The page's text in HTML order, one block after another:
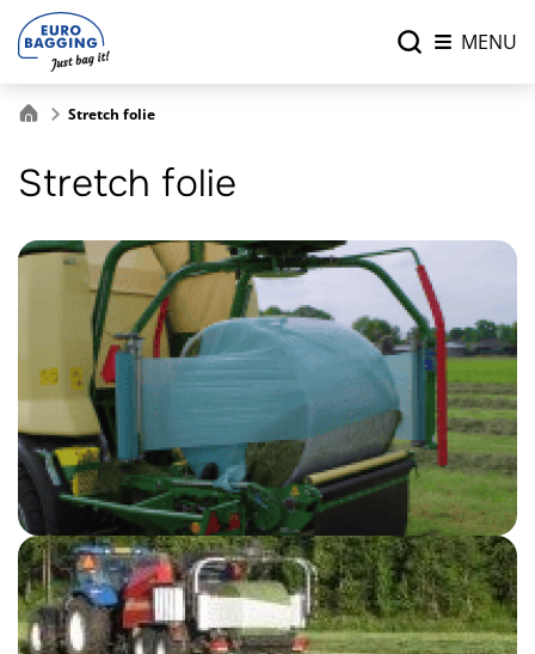
MENU
Stretch folie
Stretch folie